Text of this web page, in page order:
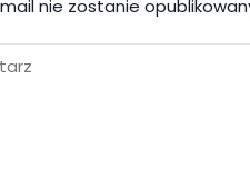
nie zostanie